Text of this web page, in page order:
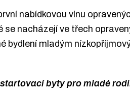
nabídkovou vlnu
nacházejí ve třech
mladým
byty pro mladé